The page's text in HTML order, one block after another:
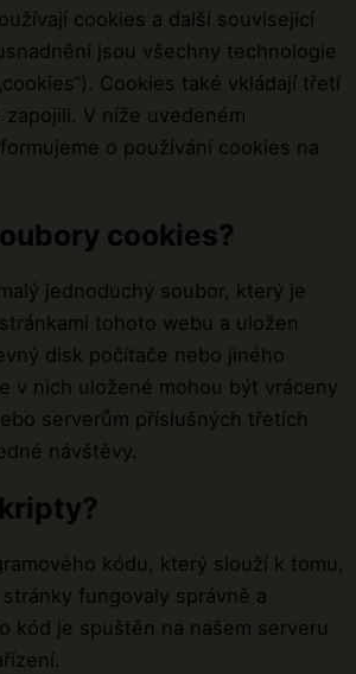
cookies a další související
jsou všechny technologie
Cookies také vkládají třetí
V níže uvedeném
o používání cookies na
cookies?
jednoduchý soubor, který je
tohoto webu a uložen
disk počítače nebo jiného
v nich uložené mohou být vráceny
serverům příslušných třetích
návštěvy.
kódu, který slouží k tomu,
fungovaly správně a
kód je spuštěn na našem serveru